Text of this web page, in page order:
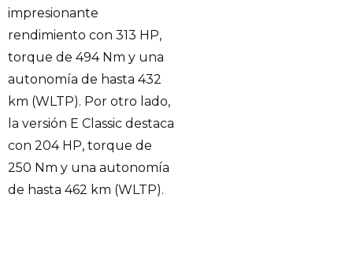
impresionante
rendimiento con 313 HP,
torque de 494 Nm y una
autonomía de hasta 432
km (WLTP). Por otro lado,
la versión E Classic destaca
con 204 HP, torque de
250 Nm y una autonomía
de hasta 462 km (WLTP).